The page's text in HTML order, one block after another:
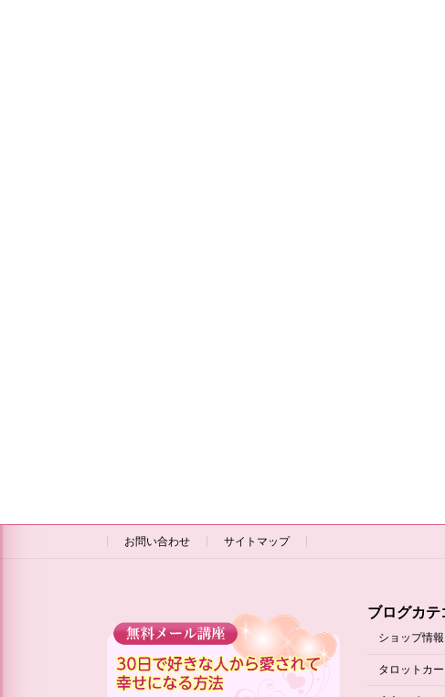
お問い合わせ サイトマップ
ブログカテ
ショップ情報
タロットカ